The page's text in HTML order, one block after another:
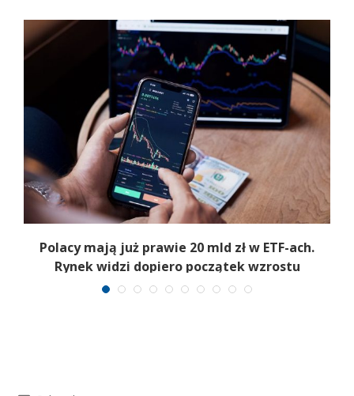
Polacy mają już prawie 20 mld zł w ETF-ach.
Rynek widzi dopiero początek wzrostu